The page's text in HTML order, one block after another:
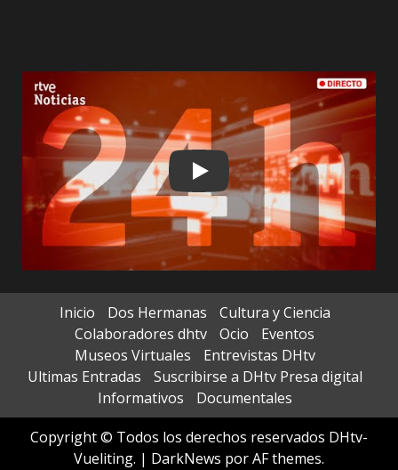
Play
Inicio Dos Hermanas
Cultura y Ciencia
Colaboradores dhtv
Ocio
Eventos
Museos Virtuales
Entrevistas DHtv
Ultimas Entradas
Suscribirse a DHtv Presa digital
Informativos
Documentales
Copyright © Todos los derechos reservados DHtv-
Vueliting. | DarkNews por AF themes.